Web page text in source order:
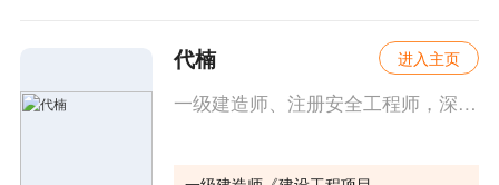
进入主页
代楠
一级建造师、注册安全工程师，深耕培训行业8年